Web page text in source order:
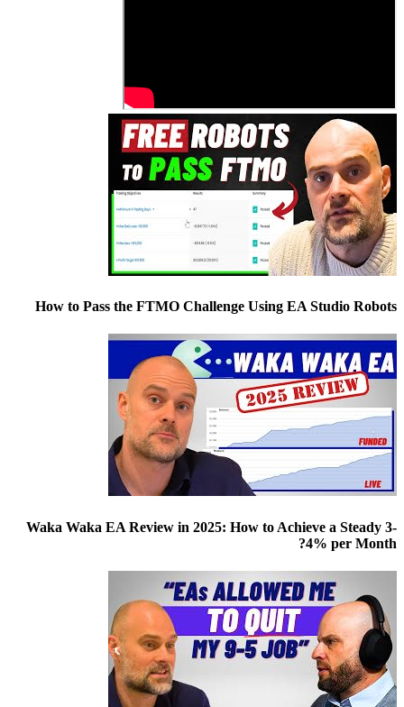
How to Pass the FTMO Challenge Using EA Studio Robots
Waka Waka EA Review in 2025: How to Achieve a Steady 3-
4% per Month?